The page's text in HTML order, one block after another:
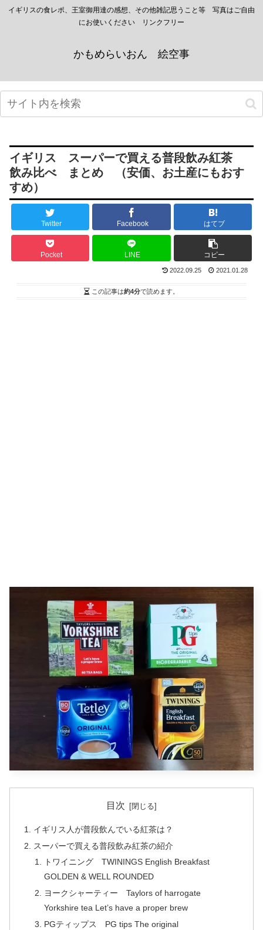
イギリスの食レポ、王室御用達の感想、その他雑記思うこと等 写真はご自由
にお使いください リンクフリー
かもめらいおん 絵空事
イギリス スーパーで買える普段飲み紅茶
飲み比べ まとめ （安価、お土産にもおす
すめ）
Twitter Facebook はてブ
Pocket LINE コピー
2022.09.25 2021.01.28
この記事は約4分で読めます。
目次
イギリス人が普段飲んでいる紅茶は？
スーパーで買える普段飲み紅茶の紹介
トワイニング TWININGS English Breakfast
GOLDEN & WELL ROUNDED
ヨークシャーティー Taylors of harrogate
Yorkshire tea Let’s have a proper brew
PGティップス PG tips The original